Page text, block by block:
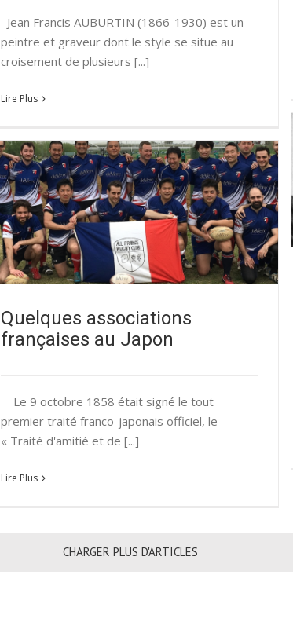
Jean Francis AUBURTIN (1866-1930) est un
peintre et graveur dont le style se situe au
croisement de plusieurs [...]
Lire Plus
Le Japonisme – Les frères GONCOURT
Relations franco-japonaises
Quelques associations
françaises au Japon
Le 9 octobre 1858 était signé le tout
premier traité franco-japonais officiel, le
« Traité d'amitié et de [...]
Lire Plus
CHARGER PLUS D'ARTICLES